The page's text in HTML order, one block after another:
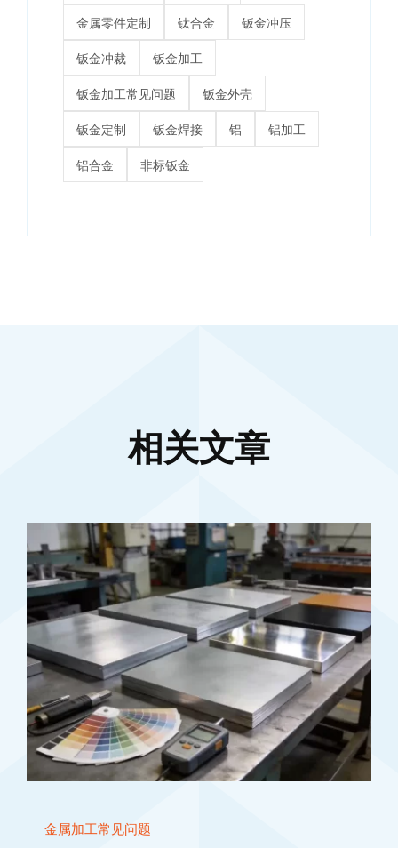
金属零件定制 钛合金 钣金冲压
钣金冲裁 钣金加工
钣金加工常见问题 钣金外壳
钣金定制 钣金焊接 铝 铝加工
铝合金 非标钣金
相关文章
金属加工常见问题